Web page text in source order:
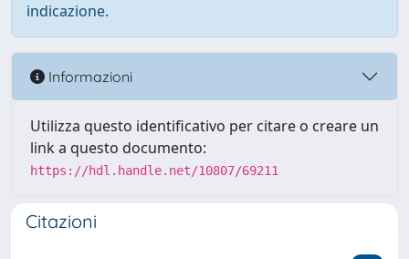
indicazione.
Informazioni
Utilizza questo identificativo per citare o creare un
link a questo documento:
https://hdl.handle.net/10807/69211
Citazioni